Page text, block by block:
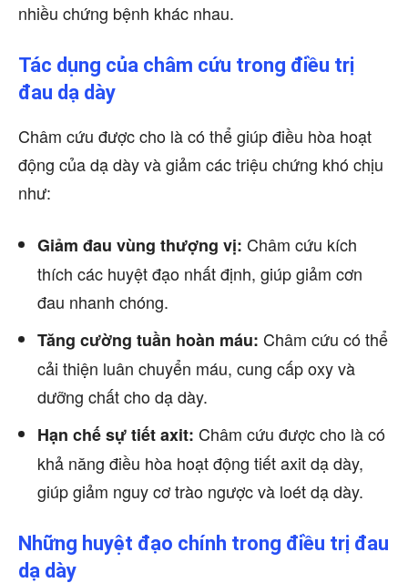
nhiều chứng bệnh khác nhau.
Tác dụng của châm cứu trong điều trị
đau dạ dày
Châm cứu được cho là có thể giúp điều hòa hoạt
động của dạ dày và giảm các triệu chứng khó chịu
như:
Giảm đau vùng thượng vị: Châm cứu kích
thích các huyệt đạo nhất định, giúp giảm cơn
đau nhanh chóng.
Tăng cường tuần hoàn máu: Châm cứu có thể
cải thiện luân chuyển máu, cung cấp oxy và
dưỡng chất cho dạ dày.
Hạn chế sự tiết axit: Châm cứu được cho là có
khả năng điều hòa hoạt động tiết axit dạ dày,
giúp giảm nguy cơ trào ngược và loét dạ dày.
Những huyệt đạo chính trong điều trị đau
dạ dày